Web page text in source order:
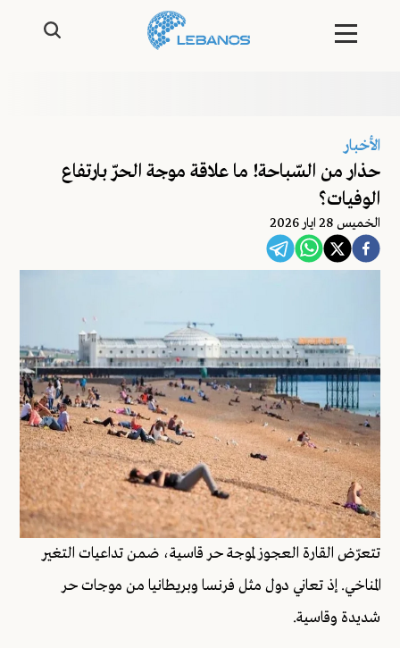
الأخبار
حذار من السّباحة! ما علاقة موجة الحرّ بارتفاع
الوفيات؟
الخميس 28 ايار 2026
تتعرّض القارة العجوز لموجة حر قاسية، ضمن تداعيات التغير
المناخي. إذ تعاني دول مثل فرنسا وبريطانيا من موجات حر
شديدة وقاسية.